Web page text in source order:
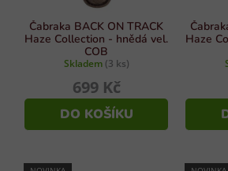
Čabraka BACK ON TRACK
Haze Collection - hnědá vel.
COB
Skladem (3 ks)
699 Kč
DO KOŠÍKU
Haze